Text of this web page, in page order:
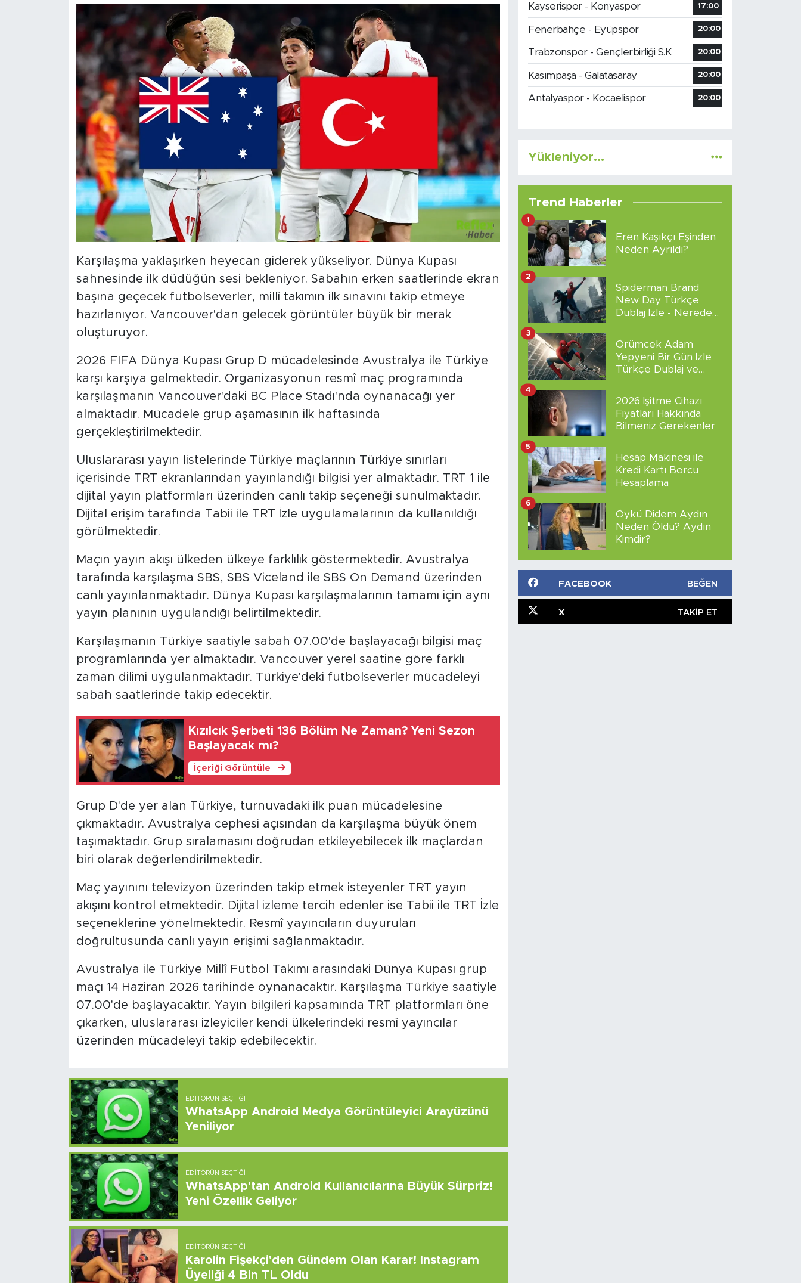
Karşılaşma yaklaşırken heyecan giderek yükseliyor. Dünya Kupası
sahnesinde ilk düdüğün sesi bekleniyor. Sabahın erken saatlerinde ekran
başına geçecek futbolseverler, millî takımın ilk sınavını takip etmeye
hazırlanıyor. Vancouver'dan gelecek görüntüler büyük bir merak
oluşturuyor.
2026 FIFA Dünya Kupası Grup D mücadelesinde Avustralya ile Türkiye
karşı karşıya gelmektedir. Organizasyonun resmî maç programında
karşılaşmanın Vancouver'daki BC Place Stadı'nda oynanacağı yer
almaktadır. Mücadele grup aşamasının ilk haftasında
gerçekleştirilmektedir.
Uluslararası yayın listelerinde Türkiye maçlarının Türkiye sınırları
içerisinde TRT ekranlarından yayınlandığı bilgisi yer almaktadır. TRT 1 ile
dijital yayın platformları üzerinden canlı takip seçeneği sunulmaktadır.
Dijital erişim tarafında Tabii ile TRT İzle uygulamalarının da kullanıldığı
görülmektedir.
Maçın yayın akışı ülkeden ülkeye farklılık göstermektedir. Avustralya
tarafında karşılaşma SBS, SBS Viceland ile SBS On Demand üzerinden
canlı yayınlanmaktadır. Dünya Kupası karşılaşmalarının tamamı için aynı
yayın planının uygulandığı belirtilmektedir.
Karşılaşmanın Türkiye saatiyle sabah 07.00'de başlayacağı bilgisi maç
programlarında yer almaktadır. Vancouver yerel saatine göre farklı
zaman dilimi uygulanmaktadır. Türkiye'deki futbolseverler mücadeleyi
sabah saatlerinde takip edecektir.
Kızılcık Şerbeti 136 Bölüm Ne Zaman? Yeni Sezon
Başlayacak mı?
İçeriği Görüntüle
Grup D'de yer alan Türkiye, turnuvadaki ilk puan mücadelesine
çıkmaktadır. Avustralya cephesi açısından da karşılaşma büyük önem
taşımaktadır. Grup sıralamasını doğrudan etkileyebilecek ilk maçlardan
biri olarak değerlendirilmektedir.
Maç yayınını televizyon üzerinden takip etmek isteyenler TRT yayın
akışını kontrol etmektedir. Dijital izleme tercih edenler ise Tabii ile TRT İzle
seçeneklerine yönelmektedir. Resmî yayıncıların duyuruları
doğrultusunda canlı yayın erişimi sağlanmaktadır.
Avustralya ile Türkiye Millî Futbol Takımı arasındaki Dünya Kupası grup
maçı 14 Haziran 2026 tarihinde oynanacaktır. Karşılaşma Türkiye saatiyle
07.00'de başlayacaktır. Yayın bilgileri kapsamında TRT platformları öne
çıkarken, uluslararası izleyiciler kendi ülkelerindeki resmî yayıncılar
üzerinden mücadeleyi takip edebilecektir.
EDITÖRÜN SEÇTIĞI
WhatsApp Android Medya Görüntüleyici Arayüzünü
Yeniliyor
EDITÖRÜN SEÇTIĞI
WhatsApp'tan Android Kullanıcılarına Büyük Sürpriz!
Yeni Özellik Geliyor
EDITÖRÜN SEÇTIĞI
Karolin Fişekçi'den Gündem Olan Karar! Instagram
Üyeliği 4 Bin TL Oldu
Kayserispor - Konyaspor
17:00
Fenerbahçe - Eyüpspor 20:00
Trabzonspor - Gençlerbirliği S.K. 20:00
Kasımpaşa - Galatasaray 20:00
Antalyaspor - Kocaelispor 20:00
Yükleniyor...
Trend Haberler
Eren Kaşıkçı Eşinden
Neden Ayrıldı?
1
Spiderman Brand
New Day Türkçe
Dublaj İzle - Nereden
2
Örümcek Adam
Yepyeni Bir Gün İzle
Türkçe Dublaj ve
3
2026 İşitme Cihazı
Fiyatları Hakkında
Bilmeniz Gerekenler
4
Hesap Makinesi ile
Kredi Kartı Borcu
Hesaplama
5
Öykü Didem Aydın
Neden Öldü? Aydın
Kimdir?
6
FACEBOOK BEĞEN
X TAKIP ET